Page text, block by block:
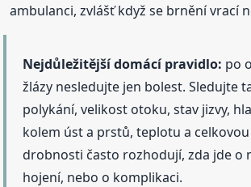
ambulanci, zvlášť když se brnění vrací
Nejdůležitější domácí pravidlo: po
žlázy nesledujte jen bolest. Sledujte
polykání, velikost otoku, stav jizvy,
kolem úst a prstů, teplotu a
drobnosti často rozhodují, zda jde o
hojení, nebo o komplikaci.